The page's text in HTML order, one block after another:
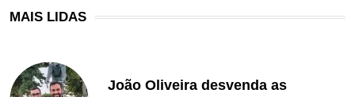
MAIS LIDAS
João Oliveira desvenda as